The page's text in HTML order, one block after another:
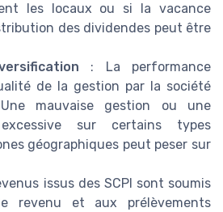
les locaux ou si la vacance
des dividendes peut être
: La performance
de la gestion par la société
mauvaise gestion ou une
sur certains types
géographiques peut peser sur
issus des SCPI sont soumis
revenu et aux prélèvements